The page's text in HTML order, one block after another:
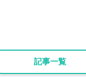
記事一覧